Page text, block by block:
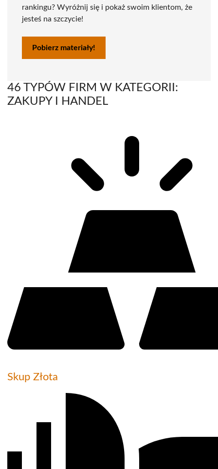
rankingu? Wyróżnij się i pokaż swoim klientom, że
jesteś na szczycie!
Pobierz materiały!
46 TYPÓW FIRM W KATEGORII:
ZAKUPY I HANDEL
Skup Złota